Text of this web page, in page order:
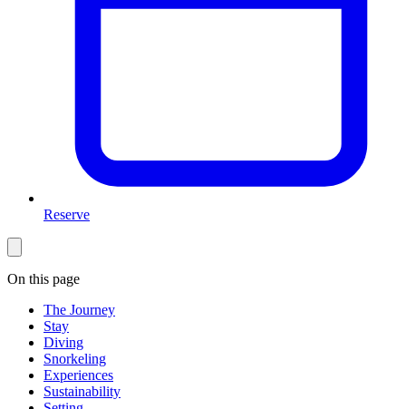
Reserve
On this page
The Journey
Stay
Diving
Snorkeling
Experiences
Sustainability